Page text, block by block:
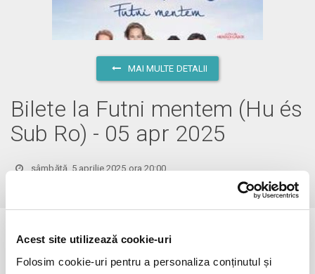
Acest site utilizează cookie-uri
Folosim cookie-uri pentru a personaliza conținutul și
MAI MULTE DETALII
Bilete la Futni mentem (Hu és
Sub Ro) - 05 apr 2025
sâmbătă, 5 aprilie 2025 ora 20:00
Evenimentul a expirat.